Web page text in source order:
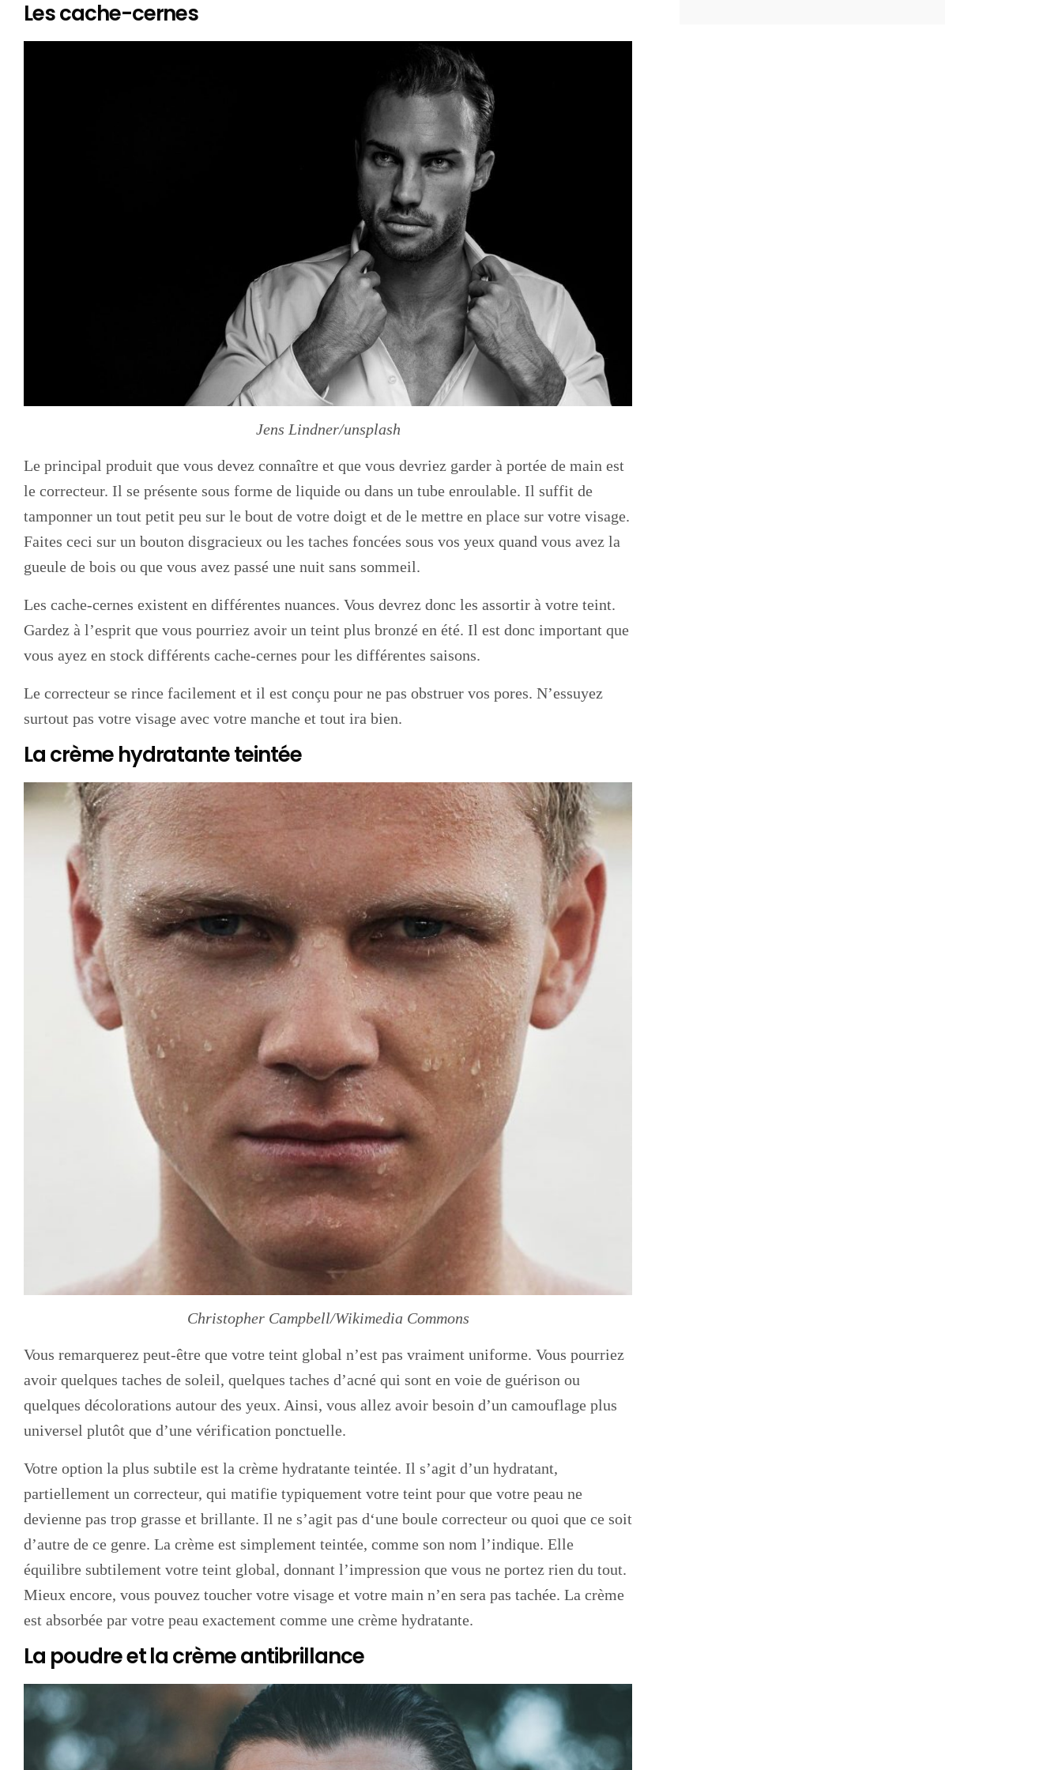
Les cache-cernes
Jens Lindner/unsplash
Le principal produit que vous devez connaître et que vous devriez garder à portée de main est
le correcteur. Il se présente sous forme de liquide ou dans un tube enroulable. Il suffit de
tamponner un tout petit peu sur le bout de votre doigt et de le mettre en place sur votre visage.
Faites ceci sur un bouton disgracieux ou les taches foncées sous vos yeux quand vous avez la
gueule de bois ou que vous avez passé une nuit sans sommeil.
Les cache-cernes existent en différentes nuances. Vous devrez donc les assortir à votre teint.
Gardez à l’esprit que vous pourriez avoir un teint plus bronzé en été. Il est donc important que
vous ayez en stock différents cache-cernes pour les différentes saisons.
Le correcteur se rince facilement et il est conçu pour ne pas obstruer vos pores. N’essuyez
surtout pas votre visage avec votre manche et tout ira bien.
La crème hydratante teintée
Christopher Campbell/Wikimedia Commons
Vous remarquerez peut-être que votre teint global n’est pas vraiment uniforme. Vous pourriez
avoir quelques taches de soleil, quelques taches d’acné qui sont en voie de guérison ou
quelques décolorations autour des yeux. Ainsi, vous allez avoir besoin d’un camouflage plus
universel plutôt que d’une vérification ponctuelle.
Votre option la plus subtile est la crème hydratante teintée. Il s’agit d’un hydratant,
partiellement un correcteur, qui matifie typiquement votre teint pour que votre peau ne
devienne pas trop grasse et brillante. Il ne s’agit pas d‘une boule correcteur ou quoi que ce soit
d’autre de ce genre. La crème est simplement teintée, comme son nom l’indique. Elle
équilibre subtilement votre teint global, donnant l’impression que vous ne portez rien du tout.
Mieux encore, vous pouvez toucher votre visage et votre main n’en sera pas tachée. La crème
est absorbée par votre peau exactement comme une crème hydratante.
La poudre et la crème antibrillance